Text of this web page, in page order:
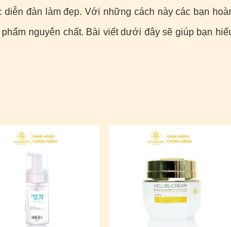
đàn làm đẹp. Với những cách này các bạn
nguyên chất. Bài viết dưới đây sẽ giúp bạn